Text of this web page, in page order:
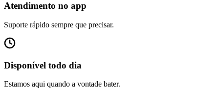
Atendimento no app
Suporte rápido sempre que precisar.
Disponível todo dia
Estamos aqui quando a vontade bater.